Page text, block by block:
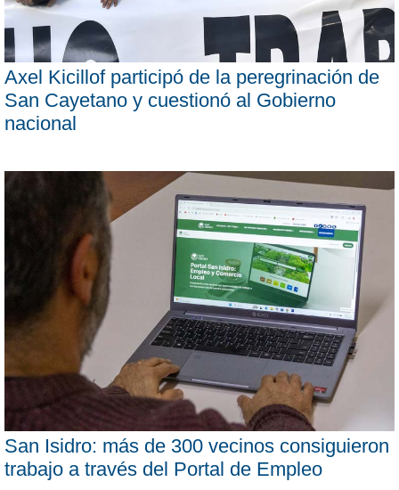
Axel Kicillof participó de la peregrinación de
San Cayetano y cuestionó al Gobierno
nacional
San Isidro: más de 300 vecinos consiguieron
trabajo a través del Portal de Empleo